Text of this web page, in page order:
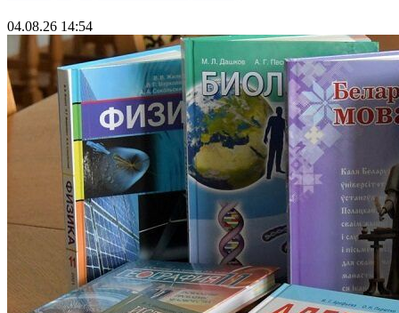
04.08.26 14:54